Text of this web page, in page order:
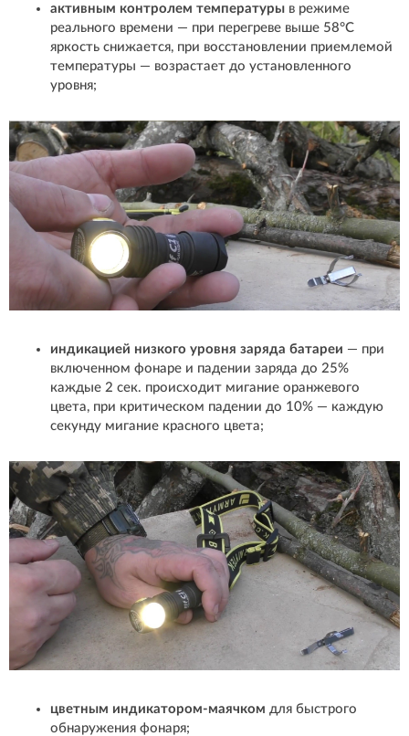
активным контролем температуры в режиме
реального времени — при перегреве выше 58°C
яркость снижается, при восстановлении приемлемой
температуры — возрастает до установленного
уровня;
индикацией низкого уровня заряда батареи — при
включенном фонаре и падении заряда до 25%
каждые 2 сек. происходит мигание оранжевого
цвета, при критическом падении до 10% — каждую
секунду мигание красного цвета;
цветным индикатором-маячком для быстрого
обнаружения фонаря;